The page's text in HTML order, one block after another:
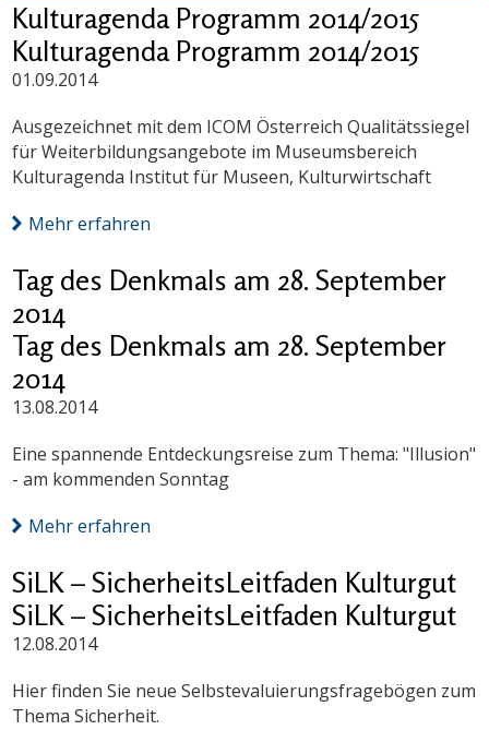
Kulturagenda Programm 2014/2015
Kulturagenda Programm 2014/2015
01.09.2014
Ausgezeichnet mit dem ICOM Österreich Qualitätssiegel
für Weiterbildungsangebote im Museumsbereich
Kulturagenda Institut für Museen, Kulturwirtschaft
Mehr erfahren
Tag des Denkmals am 28. September
2014
Tag des Denkmals am 28. September
2014
13.08.2014
Eine spannende Entdeckungsreise zum Thema: "Illusion"
- am kommenden Sonntag
Mehr erfahren
SiLK – SicherheitsLeitfaden Kulturgut
SiLK – SicherheitsLeitfaden Kulturgut
12.08.2014
Hier finden Sie neue Selbstevaluierungsfragebögen zum
Thema Sicherheit.